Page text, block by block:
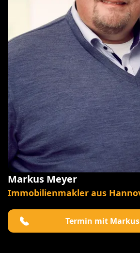
Markus Meyer
Immobilienmakler aus
Termin mit